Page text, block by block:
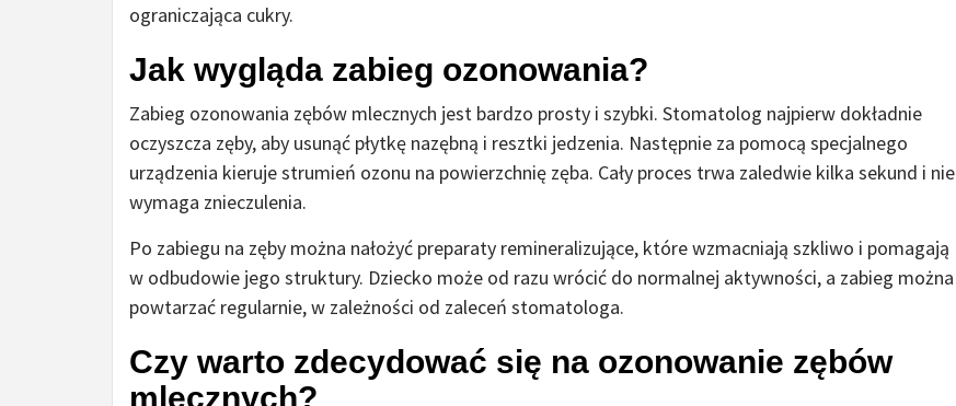
ograniczająca cukry.
Jak wygląda zabieg ozonowania?
Zabieg ozonowania zębów mlecznych jest bardzo prosty i szybki. Stomatolog najpierw dokładnie
oczyszcza zęby, aby usunąć płytkę nazębną i resztki jedzenia. Następnie za pomocą specjalnego
urządzenia kieruje strumień ozonu na powierzchnię zęba. Cały proces trwa zaledwie kilka sekund i nie
wymaga znieczulenia.
Po zabiegu na zęby można nałożyć preparaty remineralizujące, które wzmacniają szkliwo i pomagają
w odbudowie jego struktury. Dziecko może od razu wrócić do normalnej aktywności, a zabieg można
powtarzać regularnie, w zależności od zaleceń stomatologa.
Czy warto zdecydować się na ozonowanie zębów
mlecznych?